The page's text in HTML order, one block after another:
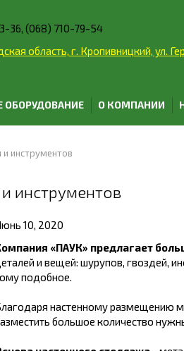
36, (068) 710-79-54
область, г. Кропивницкий, ул.
ОБОРУДОВАНИЕ О КОМПАНИИ
и инструментов
инструментов
10, 2020
«ПАУК» предлагает
и вещей: шурупов, гвоздей,
подобное.
настенному размещению
большое количество